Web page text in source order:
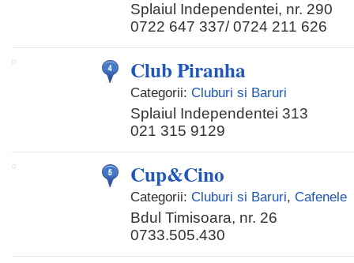
Splaiul Independentei, nr. 290
0722 647 337/ 0724 211 626
Club Piranha
Categorii: Cluburi si Baruri
Splaiul Independentei 313
021 315 9129
Cup&Cino
Categorii: Cluburi si Baruri, Cafenele
Bdul Timisoara, nr. 26
0733.505.430